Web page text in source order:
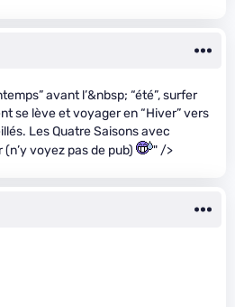
avant l’&nbsp; “été”, surfer
se lève et voyager en “Hiver” vers
Les Quatre Saisons avec
voyez pas de pub)
" />